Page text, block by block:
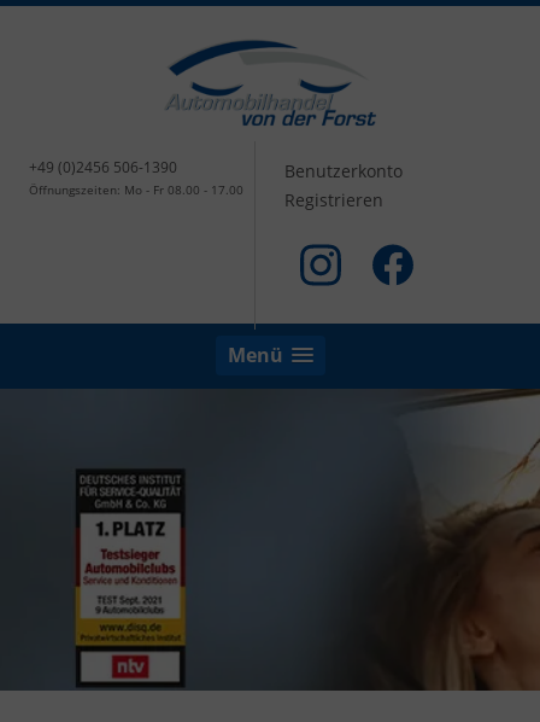
+49 (0)2456 506-1390
Öffnungszeiten: Mo - Fr 08.00 - 17.00
Benutzerkonto
Registrieren
Menü